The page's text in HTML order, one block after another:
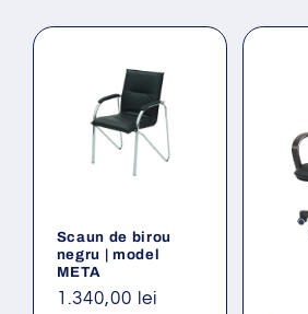
Scaun de birou
negru | model
META
Preț
1.340,00 lei